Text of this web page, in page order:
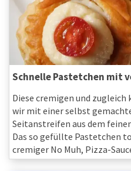
Schnelle Pastetchen mit
Diese cremigen und
wir mit einer selbst
Seitanstreifen aus dem
Das so gefüllte Pastetchen
cremiger No Muh, Pizza-